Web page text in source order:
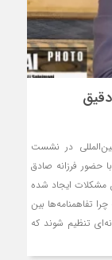
در نشست
حضور فرزانه صادق
مشکلات ایجاد شده
تفاهمنامه‌ها بین
تنظیم شوند که